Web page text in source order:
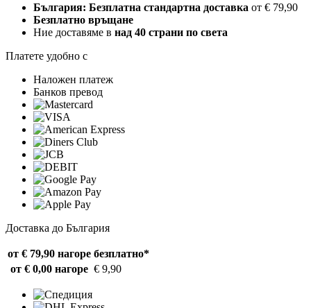
България: Безплатна стандартна доставка от € 79,90
Безплатно връщане
Ние доставяме в над 40 страни по света
Платете удобно с
Наложен платеж
Банков превод
Доставка до България
от € 79,90 нагоре безплатно*
от € 0,00 нагоре € 9,90